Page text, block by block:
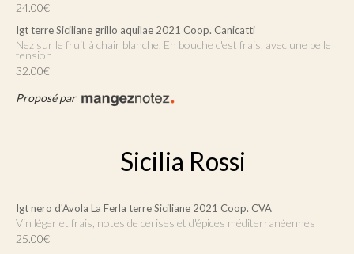
24.00€
Igt terre Siciliane grillo aquilae 2021 Coop. Canicatti
Nez sur le fruit à chair blanche. En bouche c'est frais, avec une belle
tension
32.00€
Proposé par
Sicilia Rossi
Igt nero d'Avola La Ferla terre Siciliane 2021 Coop. CVA
Vin léger et frais, notes de cerises et d'épices méditerranéennes
25.00€